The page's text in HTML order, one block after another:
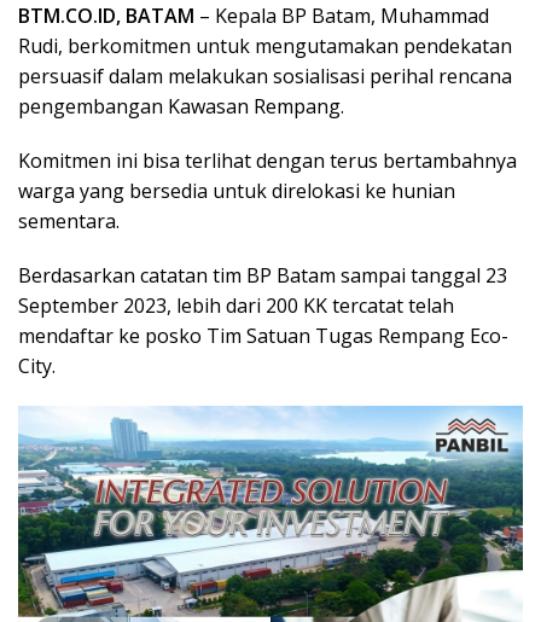
BTM.CO.ID, BATAM – Kepala BP Batam, Muhammad
Rudi, berkomitmen untuk mengutamakan pendekatan
persuasif dalam melakukan sosialisasi perihal rencana
pengembangan Kawasan Rempang.
Komitmen ini bisa terlihat dengan terus bertambahnya
warga yang bersedia untuk direlokasi ke hunian
sementara.
Berdasarkan catatan tim BP Batam sampai tanggal 23
September 2023, lebih dari 200 KK tercatat telah
mendaftar ke posko Tim Satuan Tugas Rempang Eco-
City.